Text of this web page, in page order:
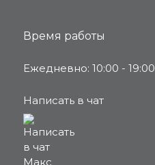
Время работы
Ежедневно: 10:00 - 19:00
Написать в чат